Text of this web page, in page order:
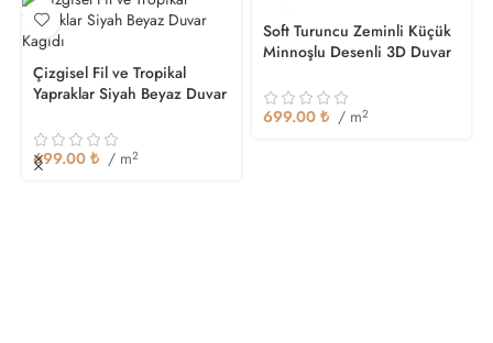
Çizgisel Fil ve Tropikal
Yapraklar Siyah Beyaz Duvar
699.00 ₺ / m2
Soft Turuncu Zeminli Küçük
Minnoşlu Desenli 3D Duvar
699.00 ₺ / m2